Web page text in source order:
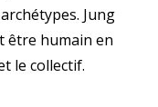
Jung
être humain en
le collectif.